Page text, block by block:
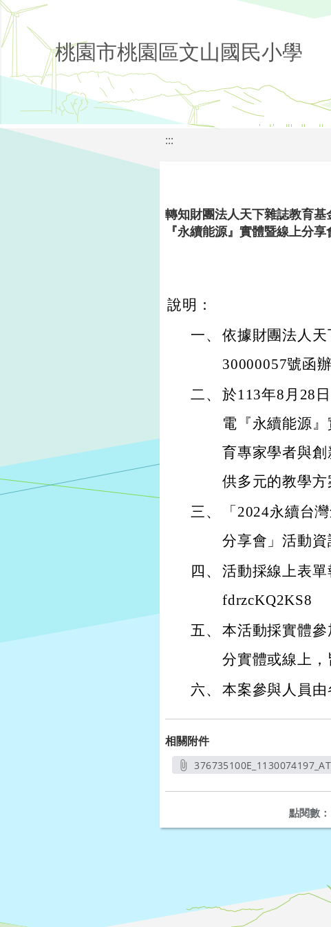
桃園市桃園區文山國民小學
:::
轉知財團法人天下雜誌教育
『永續能源』實體暨線上分
說明：
一、 依據財團法人
30000057號函辦
二、 於113年8月28
電『永續能源
育專家學者與
供多元的教學方
三、
「2024永續台
分享會」活動資
四、 活動採線上表
fdrzcKQ2KS8
五、 本活動採實體
分實體或線上，
六、 本案參與人員由
相關附件
點閱數：